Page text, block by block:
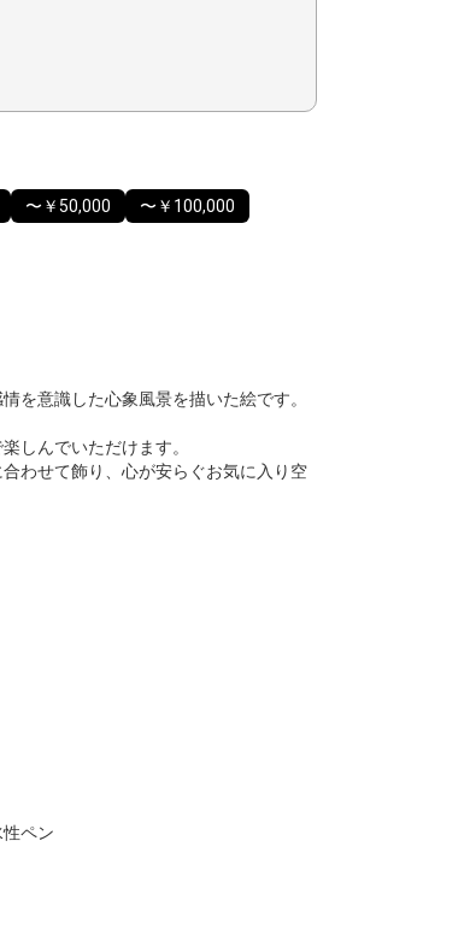
〜￥50,000
〜￥100,000
を意識した心象風景を描いた絵です。
しんでいただけます。
わせて飾り、心が安らぐお気に入り空
ペン